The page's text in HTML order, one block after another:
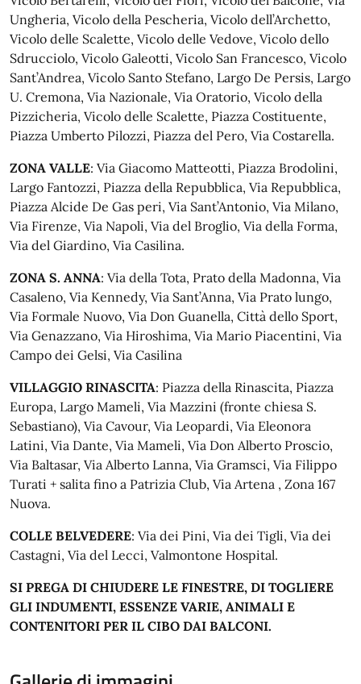
Ungheria, Vicolo della Pescheria, Vicolo dell’Archetto,
Vicolo delle Scalette, Vicolo delle Vedove, Vicolo dello
Sdrucciolo, Vicolo Galeotti, Vicolo San Francesco, Vicolo
Sant’Andrea, Vicolo Santo Stefano, Largo De Persis, Largo
U. Cremona, Via Nazionale, Via Oratorio, Vicolo della
Pizzicheria, Vicolo delle Scalette, Piazza Costituente,
Piazza Umberto Pilozzi, Piazza del Pero, Via Costarella.
ZONA VALLE: Via Giacomo Matteotti, Piazza Brodolini,
Largo Fantozzi, Piazza della Repubblica, Via Repubblica,
Piazza Alcide De Gas peri, Via Sant’Antonio, Via Milano,
Via Firenze, Via Napoli, Via del Broglio, Via della Forma,
Via del Giardino, Via Casilina.
ZONA S. ANNA: Via della Tota, Prato della Madonna, Via
Casaleno, Via Kennedy, Via Sant’Anna, Via Prato lungo,
Via Formale Nuovo, Via Don Guanella, Città dello Sport,
Via Genazzano, Via Hiroshima, Via Mario Piacentini, Via
Campo dei Gelsi, Via Casilina
VILLAGGIO RINASCITA: Piazza della Rinascita, Piazza
Europa, Largo Mameli, Via Mazzini (fronte chiesa S.
Sebastiano), Via Cavour, Via Leopardi, Via Eleonora
Latini, Via Dante, Via Mameli, Via Don Alberto Proscio,
Via Baltasar, Via Alberto Lanna, Via Gramsci, Via Filippo
Turati + salita fino a Patrizia Club, Via Artena , Zona 167
Nuova.
COLLE BELVEDERE: Via dei Pini, Via dei Tigli, Via dei
Castagni, Via del Lecci, Valmontone Hospital.
SI PREGA DI CHIUDERE LE FINESTRE, DI TOGLIERE
GLI INDUMENTI, ESSENZE VARIE, ANIMALI E
CONTENITORI PER IL CIBO DAI BALCONI.